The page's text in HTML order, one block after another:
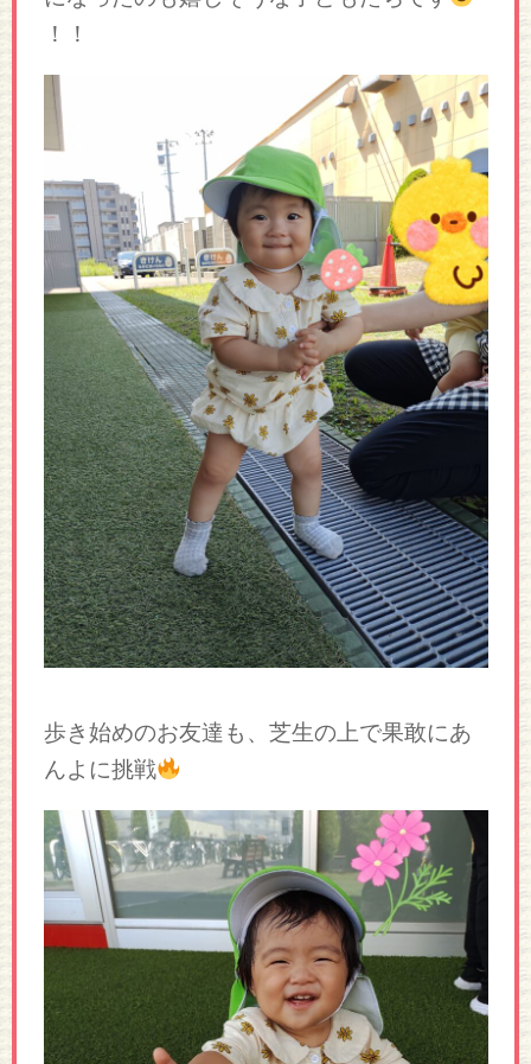
！！
歩き始めのお友達も、芝生の上で果敢にあ
んよに挑戦